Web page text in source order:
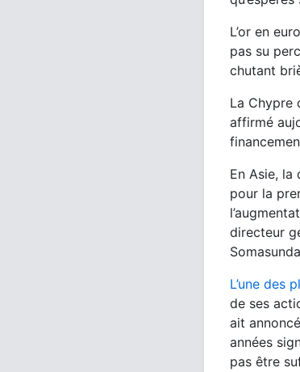
L’or en
pas su
chutant
La Chypre
affirmé
En Asie, la
pour la
directeur
L’une des
de ses
ait
années
pas être